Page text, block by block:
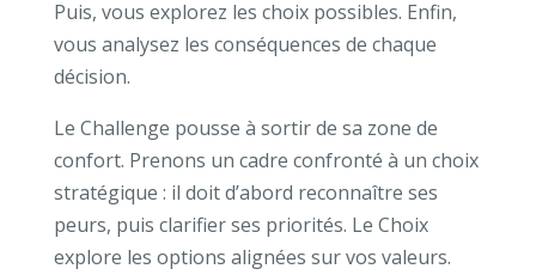
Puis, vous explorez les choix possibles. Enfin,
vous analysez les conséquences de chaque
décision.
Le Challenge pousse à sortir de sa zone de
confort. Prenons un cadre confronté à un choix
stratégique : il doit d’abord reconnaître ses
peurs, puis clarifier ses priorités. Le Choix
explore les options alignées sur vos valeurs.